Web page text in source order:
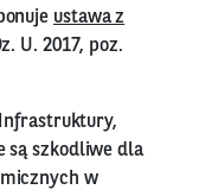
ustawa z
U. 2017, poz.
są szkodliwe dla
w